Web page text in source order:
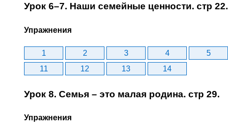
Урок 6–7. Наши семейные ценности. стр 22.
Упражнения
1 2 3 4 5
11
12 13 14
Урок 8. Семья – это малая родина. стр 29.
Упражнения